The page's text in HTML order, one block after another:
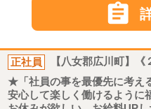

正社員
【八女郡広川町】《
★「社員の事を最優先に考え
安心して楽しく働けるよう